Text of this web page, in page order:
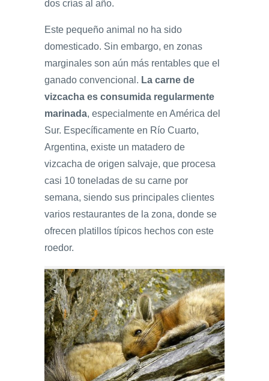
dos crías al año.
Este pequeño animal no ha sido
domesticado. Sin embargo, en zonas
marginales son aún más rentables que el
ganado convencional. La carne de
vizcacha es consumida regularmente
marinada, especialmente en América del
Sur. Específicamente en Río Cuarto,
Argentina, existe un matadero de
vizcacha de origen salvaje, que procesa
casi 10 toneladas de su carne por
semana, siendo sus principales clientes
varios restaurantes de la zona, donde se
ofrecen platillos típicos hechos con este
roedor.